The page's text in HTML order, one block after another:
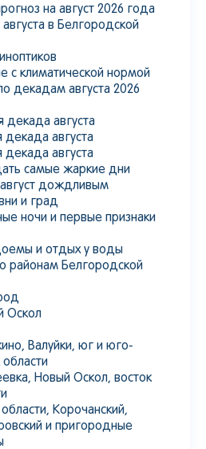
на август 2026 года
в Белгородской
с климатической нормой
декадам августа 2026
декада августа
декада августа
декада августа
самые жаркие дни
дождливым
и град
ночи и первые признаки
и отдых у воды
районам Белгородской
Оскол
Валуйки, юг и юго-
области
Новый Оскол, восток
Корочанский,
и пригородные